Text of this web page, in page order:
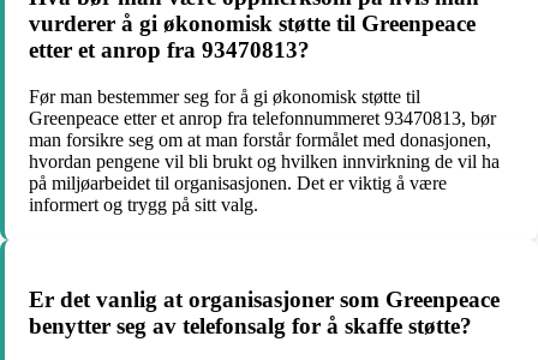
vurderer å gi økonomisk støtte til Greenpeace
etter et anrop fra 93470813?
Før man bestemmer seg for å gi økonomisk støtte til
Greenpeace etter et anrop fra telefonnummeret 93470813, bør
man forsikre seg om at man forstår formålet med donasjonen,
hvordan pengene vil bli brukt og hvilken innvirkning de vil ha
på miljøarbeidet til organisasjonen. Det er viktig å være
informert og trygg på sitt valg.
Er det vanlig at organisasjoner som Greenpeace
benytter seg av telefonsalg for å skaffe støtte?